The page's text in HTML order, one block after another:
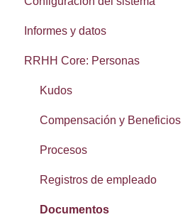
Delegación de procesos
Configuración de usuario
Navegación
Calendarios
Lista de contactos
Reseñas
SMS
Administración del sistema
Integraciones: Webhooks
Informes y datos
Brecha salarial de género
Búsqueda, conjuntos y
Exportación de datos
RRHH Core: Personas
Kudos
Compensación y Beneficios
Procesos
Registros de empleado
Documentos